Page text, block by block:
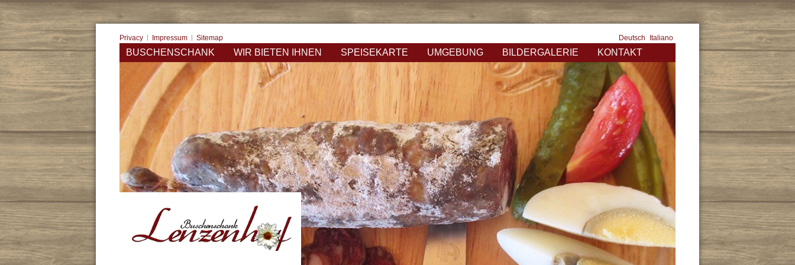
Privacy Impressum Sitemap Deutsch Italiano
BUSCHENSCHANK WIR BIETEN IHNEN SPEISEKARTE UMGEBUNG BILDERGALERIE KONTAKT